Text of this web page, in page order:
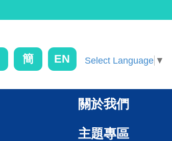
簡 EN Select Language ▼
關於我們
主題專區